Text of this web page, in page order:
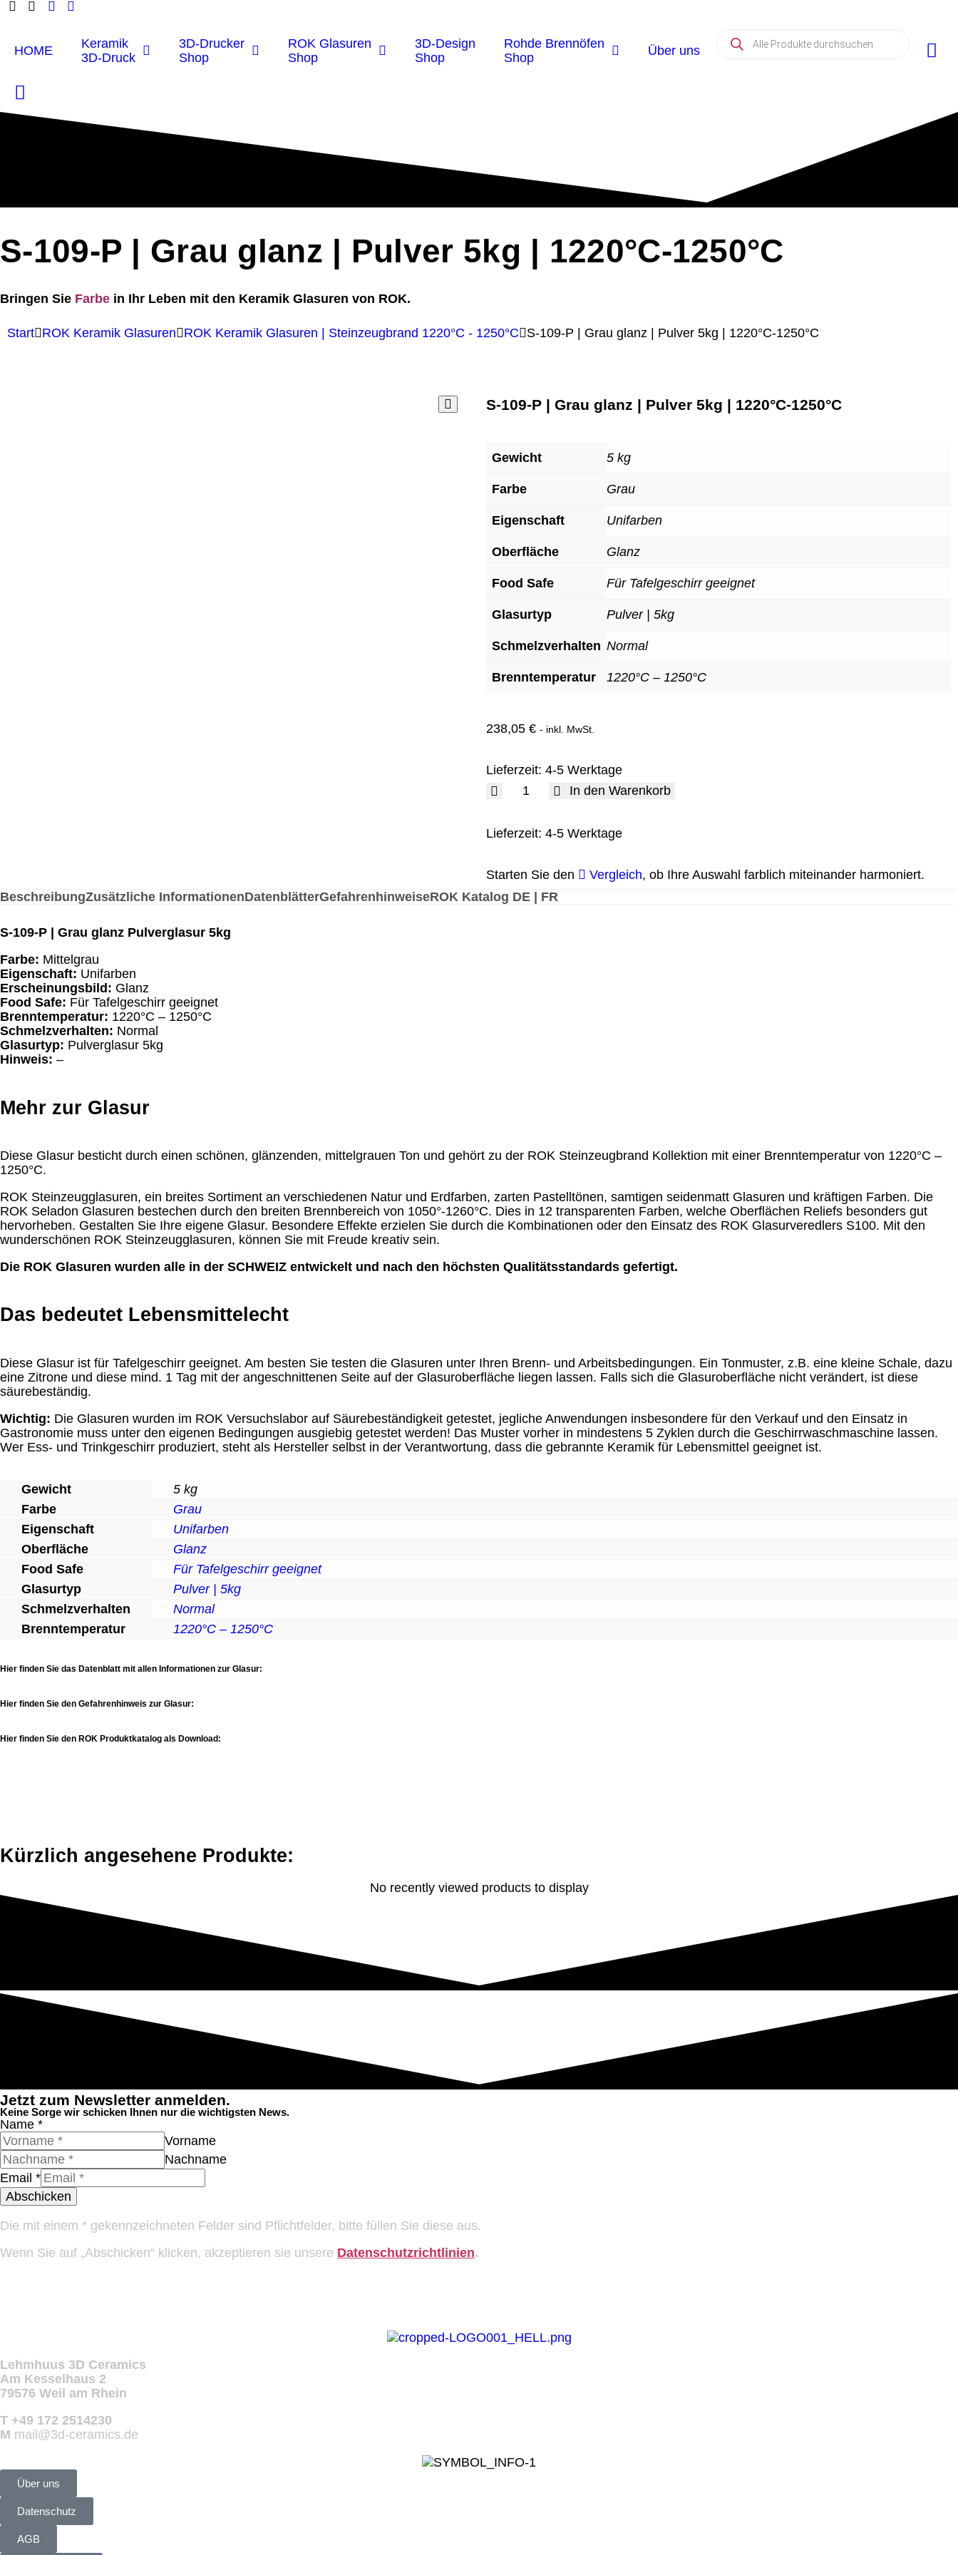
HOME
Keramik
3D-Druck
3D-Drucker
Shop
ROK Glasuren
Shop
3D-Design
Shop
Rohde Brennöfen
Shop
Über uns
S-109-P | Grau glanz | Pulver 5kg | 1220°C-1250°C
Bringen Sie Farbe in Ihr Leben mit den Keramik Glasuren von ROK.
Start ROK Keramik Glasuren ROK Keramik Glasuren | Steinzeugbrand 1220°C - 1250°C S-109-P | Grau glanz | Pulver 5kg | 1220°C-1250°C
S-109-P | Grau glanz | Pulver 5kg | 1220°C-1250°C
Gewicht 5 kg
Farbe Grau
Eigenschaft Unifarben
Oberfläche Glanz
Food Safe Für Tafelgeschirr geeignet
Glasurtyp Pulver | 5kg
Schmelzverhalten Normal
Brenntemperatur 1220°C – 1250°C
238,05 € - inkl. MwSt.
Lieferzeit: 4-5 Werktage
In den Warenkorb
Lieferzeit: 4-5 Werktage
Starten Sie den Vergleich, ob Ihre Auswahl farblich miteinander harmoniert.
BeschreibungZusätzliche InformationenDatenblätterGefahrenhinweiseROK Katalog DE | FR
S-109-P | Grau glanz Pulverglasur 5kg
Farbe: Mittelgrau
Eigenschaft: Unifarben
Erscheinungsbild: Glanz
Food Safe: Für Tafelgeschirr geeignet
Brenntemperatur: 1220°C – 1250°C
Schmelzverhalten: Normal
Glasurtyp: Pulverglasur 5kg
Hinweis: –
Mehr zur Glasur
Diese Glasur besticht durch einen schönen, glänzenden, mittelgrauen Ton und gehört zu der ROK Steinzeugbrand Kollektion mit einer Brenntemperatur von 1220°C –
1250°C.
ROK Steinzeugglasuren, ein breites Sortiment an verschiedenen Natur und Erdfarben, zarten Pastelltönen, samtigen seidenmatt Glasuren und kräftigen Farben. Die
ROK Seladon Glasuren bestechen durch den breiten Brennbereich von 1050°-1260°C. Dies in 12 transparenten Farben, welche Oberflächen Reliefs besonders gut
hervorheben. Gestalten Sie Ihre eigene Glasur. Besondere Effekte erzielen Sie durch die Kombinationen oder den Einsatz des ROK Glasurveredlers S100. Mit den
wunderschönen ROK Steinzeugglasuren, können Sie mit Freude kreativ sein.
Die ROK Glasuren wurden alle in der SCHWEIZ entwickelt und nach den höchsten Qualitätsstandards gefertigt.
Das bedeutet Lebensmittelecht
Diese Glasur ist für Tafelgeschirr geeignet. Am besten Sie testen die Glasuren unter Ihren Brenn- und Arbeitsbedingungen. Ein Tonmuster, z.B. eine kleine Schale, dazu
eine Zitrone und diese mind. 1 Tag mit der angeschnittenen Seite auf der Glasuroberfläche liegen lassen. Falls sich die Glasuroberfläche nicht verändert, ist diese
säurebeständig.
Wichtig: Die Glasuren wurden im ROK Versuchslabor auf Säurebeständigkeit getestet, jegliche Anwendungen insbesondere für den Verkauf und den Einsatz in
Gastronomie muss unter den eigenen Bedingungen ausgiebig getestet werden! Das Muster vorher in mindestens 5 Zyklen durch die Geschirrwaschmaschine lassen.
Wer Ess- und Trinkgeschirr produziert, steht als Hersteller selbst in der Verantwortung, dass die gebrannte Keramik für Lebensmittel geeignet ist.
Gewicht
5 kg
Farbe
Grau
Eigenschaft
Unifarben
Oberfläche
Glanz
Food Safe
Für Tafelgeschirr geeignet
Glasurtyp
Pulver | 5kg
Schmelzverhalten
Normal
Brenntemperatur
1220°C – 1250°C
Hier finden Sie das Datenblatt mit allen Informationen zur Glasur:
Hier finden Sie den Gefahrenhinweis zur Glasur:
Hier finden Sie den ROK Produktkatalog als Download:
Kürzlich angesehene Produkte:
No recently viewed products to display
Jetzt zum Newsletter anmelden.
Keine Sorge wir schicken Ihnen nur die wichtigsten News.
Name *
Vorname
Nachname
Email *
Abschicken
Die mit einem * gekennzeichneten Felder sind Pflichtfelder, bitte füllen Sie diese aus.
Wenn Sie auf „Abschicken“ klicken, akzeptieren sie unsere Datenschutzrichtlinien.
Lehmhuus 3D Ceramics
Am Kesselhaus 2
79576 Weil am Rhein
T +49 172 2514230
M mail@3d-ceramics.de
Über uns
Datenschutz
AGB